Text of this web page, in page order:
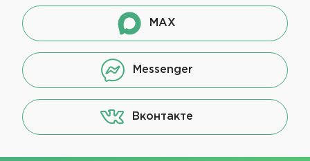
MAX
Messenger
Вконтакте